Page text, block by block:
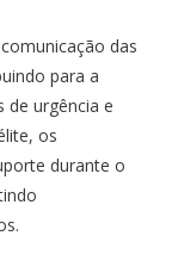
das
para a
urgência e
os
durante o